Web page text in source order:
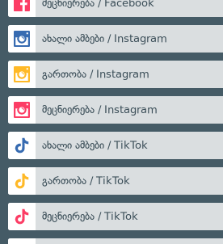
მეცნიერება / Facebook
ახალი ამბები / Instagram
გართობა / Instagram
მეცნიერება / Instagram
ახალი ამბები / TikTok
გართობა / TikTok
მეცნიერება / TikTok